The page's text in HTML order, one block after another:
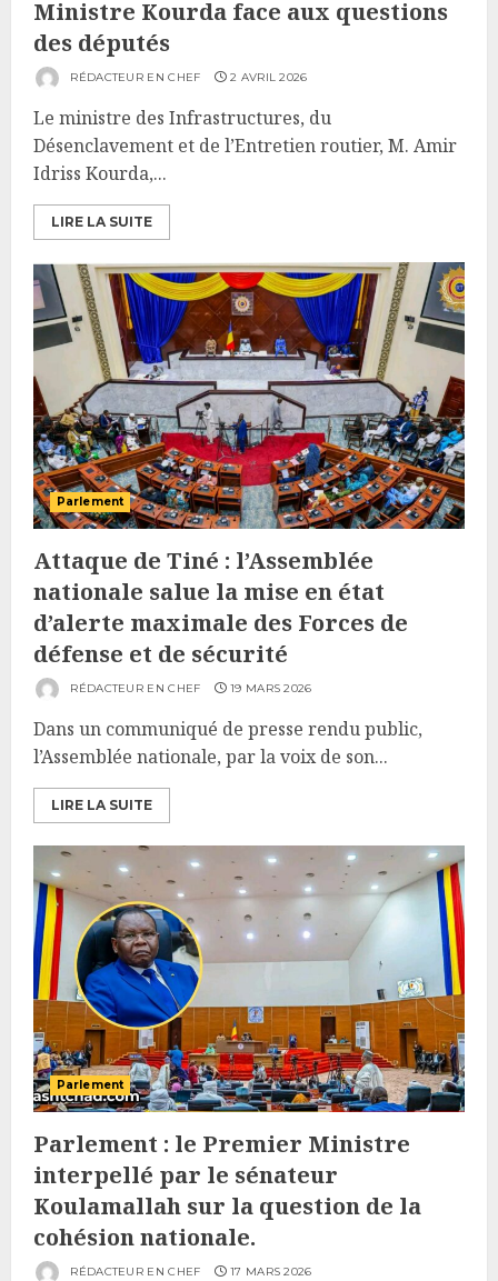
Ministre Kourda face aux questions
des députés
RÉDACTEUR EN CHEF 2 AVRIL 2026
Le ministre des Infrastructures, du
Désenclavement et de l’Entretien routier, M. Amir
Idriss Kourda,...
LIRE LA SUITE
Parlement
Attaque de Tiné : l’Assemblée
nationale salue la mise en état
d’alerte maximale des Forces de
défense et de sécurité
RÉDACTEUR EN CHEF 19 MARS 2026
Dans un communiqué de presse rendu public,
l’Assemblée nationale, par la voix de son...
LIRE LA SUITE
Parlement
Parlement : le Premier Ministre
interpellé par le sénateur
Koulamallah sur la question de la
cohésion nationale.
RÉDACTEUR EN CHEF 17 MARS 2026